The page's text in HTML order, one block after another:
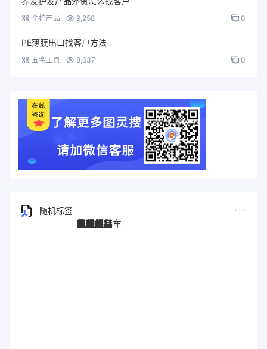
个护产品 9,258 0
PE薄膜出口找客户方法
五金工具 8,637 0
随机标签
图灵搜
电子秤
劳保手套
压缩机
宠物用品
纸袋
塑料袋
箱包
圣诞树
电子烟
集装箱
沙发
户外用品
美容用品
红酒
电动自行车
服装
母婴用品
石材
壁纸
建筑材料